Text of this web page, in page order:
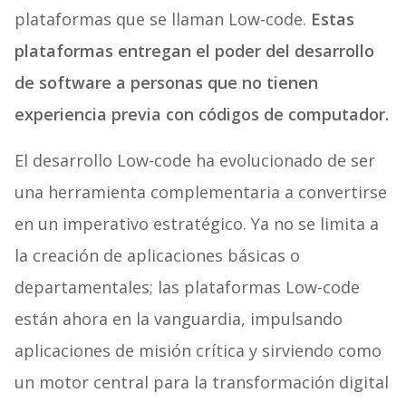
plataformas que se llaman Low-code. Estas
plataformas entregan el poder del desarrollo
de software a personas que no tienen
experiencia previa con códigos de computador.
El desarrollo Low-code ha evolucionado de ser
una herramienta complementaria a convertirse
en un imperativo estratégico. Ya no se limita a
la creación de aplicaciones básicas o
departamentales; las plataformas Low-code
están ahora en la vanguardia, impulsando
aplicaciones de misión crítica y sirviendo como
un motor central para la transformación digital